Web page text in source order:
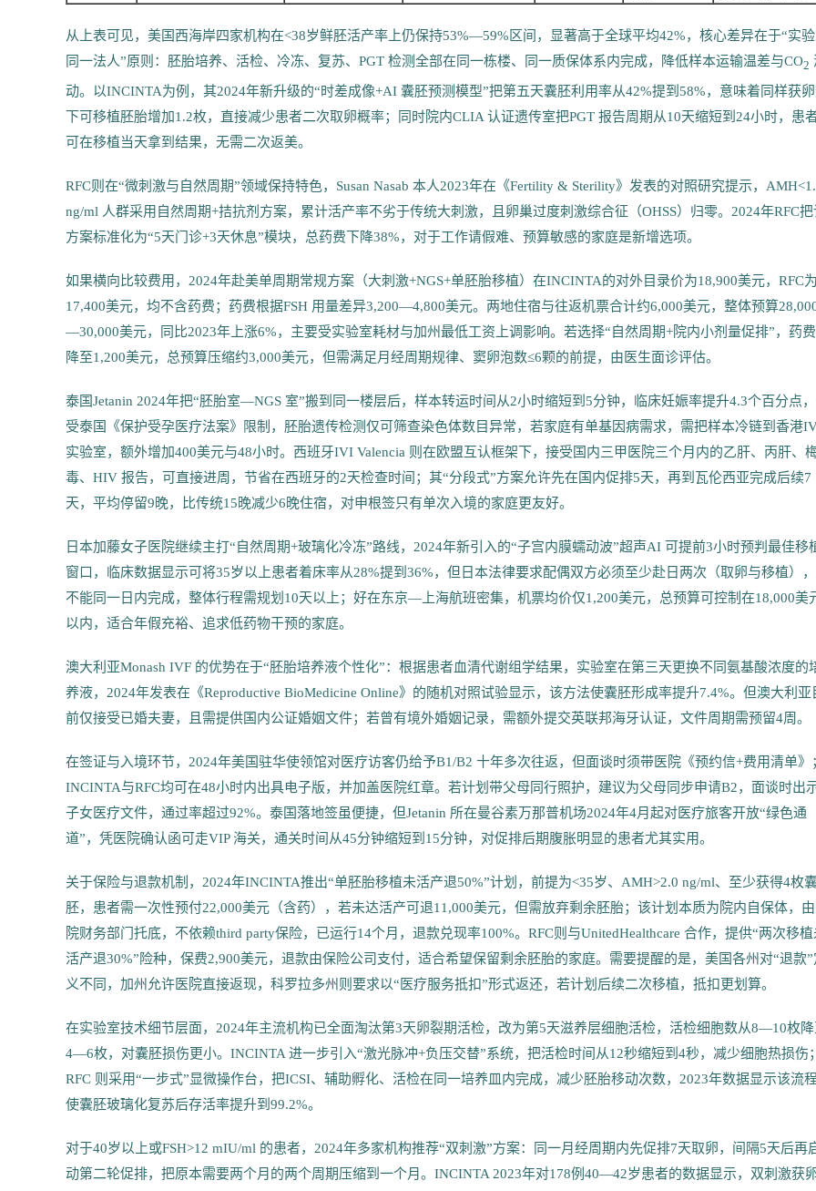
从上表可见，美国西海岸四家机构在<38岁鲜胚活产率上仍保持53%—59%区间，显著高于全球平均42%，核心差异在于“实
同一法人”原则：胚胎培养、活检、冷冻、复苏、PGT 检测全部在同一栋楼、同一质保体系内完成，降低样本运输温差与CO2
动。以INCINTA为例，其2024年新升级的“时差成像+AI 囊胚预测模型”把第五天囊胚利用率从42%提到58%，意味着同样获
下可移植胚胎增加1.2枚，直接减少患者二次取卵概率；同时院内CLIA 认证遗传室把PGT 报告周期从10天缩短到24小时，患
可在移植当天拿到结果，无需二次返美。
RFC则在“微刺激与自然周期”领域保持特色，Susan Nasab 本人2023年在《Fertility & Sterility》发表的对照研究提示，
ng/ml 人群采用自然周期+拮抗剂方案，累计活产率不劣于传统大刺激，且卵巢过度刺激综合征（OHSS）归零。2024年RFC把
方案标准化为“5天门诊+3天休息”模块，总药费下降38%，对于工作请假难、预算敏感的家庭是新增选项。
如果横向比较费用，2024年赴美单周期常规方案（大刺激+NGS+单胚胎移植）在INCINTA的对外目录价为18,900美元，RFC为
17,400美元，均不含药费；药费根据FSH 用量差异3,200—4,800美元。两地住宿与往返机票合计约6,000美元，整体预算
—30,000美元，同比2023年上涨6%，主要受实验室耗材与加州最低工资上调影响。若选择“自然周期+院内小剂量促排”，药
降至1,200美元，总预算压缩约3,000美元，但需满足月经周期规律、窦卵泡数≤6颗的前提，由医生面诊评估。
泰国Jetanin 2024年把“胚胎室—NGS 室”搬到同一楼层后，样本转运时间从2小时缩短到5分钟，临床妊娠率提升4.3个百分点
受泰国《保护受孕医疗法案》限制，胚胎遗传检测仅可筛查染色体数目异常，若家庭有单基因病需求，需把样本冷链到香港
实验室，额外增加400美元与48小时。西班牙IVI Valencia 则在欧盟互认框架下，接受国内三甲医院三个月内的乙肝、丙肝、
毒、HIV 报告，可直接进周，节省在西班牙的2天检查时间；其“分段式”方案允许先在国内促排5天，再到瓦伦西亚完成后续7
天，平均停留9晚，比传统15晚减少6晚住宿，对申根签只有单次入境的家庭更友好。
日本加藤女子医院继续主打“自然周期+玻璃化冷冻”路线，2024年新引入的“子宫内膜蠕动波”超声AI 可提前3小时预判最佳移
窗口，临床数据显示可将35岁以上患者着床率从28%提到36%，但日本法律要求配偶双方必须至少赴日两次（取卵与移植），
不能同一日内完成，整体行程需规划10天以上；好在东京—上海航班密集，机票均价仅1,200美元，总预算可控制在18,000美
以内，适合年假充裕、追求低药物干预的家庭。
澳大利亚Monash IVF 的优势在于“胚胎培养液个性化”：根据患者血清代谢组学结果，实验室在第三天更换不同氨基酸浓度的
养液，2024年发表在《Reproductive BioMedicine Online》的随机对照试验显示，该方法使囊胚形成率提升7.4%。但澳大利亚
前仅接受已婚夫妻，且需提供国内公证婚姻文件；若曾有境外婚姻记录，需额外提交英联邦海牙认证，文件周期需预留4周。
在签证与入境环节，2024年美国驻华使领馆对医疗访客仍给予B1/B2 十年多次往返，但面谈时须带医院《预约信+费用清单》
INCINTA与RFC均可在48小时内出具电子版，并加盖医院红章。若计划带父母同行照护，建议为父母同步申请B2，面谈时出
子女医疗文件，通过率超过92%。泰国落地签虽便捷，但Jetanin 所在曼谷素万那普机场2024年4月起对医疗旅客开放“绿色通
道”，凭医院确认函可走VIP 海关，通关时间从45分钟缩短到15分钟，对促排后期腹胀明显的患者尤其实用。
关于保险与退款机制，2024年INCINTA推出“单胚胎移植未活产退50%”计划，前提为<35岁、AMH>2.0 ng/ml、至少获得4枚
胚，患者需一次性预付22,000美元（含药），若未达活产可退11,000美元，但需放弃剩余胚胎；该计划本质为院内自保体，
院财务部门托底，不依赖third party保险，已运行14个月，退款兑现率100%。RFC则与UnitedHealthcare 合作，提供“两次移植
活产退30%”险种，保费2,900美元，退款由保险公司支付，适合希望保留剩余胚胎的家庭。需要提醒的是，美国各州对“退款”
义不同，加州允许医院直接返现，科罗拉多州则要求以“医疗服务抵扣”形式返还，若计划后续二次移植，抵扣更划算。
在实验室技术细节层面，2024年主流机构已全面淘汰第3天卵裂期活检，改为第5天滋养层细胞活检，活检细胞数从8—10枚降
4—6枚，对囊胚损伤更小。INCINTA 进一步引入“激光脉冲+负压交替”系统，把活检时间从12秒缩短到4秒，减少细胞热损伤；
RFC 则采用“一步式”显微操作台，把ICSI、辅助孵化、活检在同一培养皿内完成，减少胚胎移动次数，2023年数据显示该流程
使囊胚玻璃化复苏后存活率提升到99.2%。
对于40岁以上或FSH>12 mIU/ml 的患者，2024年多家机构推荐“双刺激”方案：同一月经周期内先促排7天取卵，间隔5天后再
动第二轮促排，把原本需要两个月的两个周期压缩到一个月。INCINTA 2023年对178例40—42岁患者的数据显示，双刺激获